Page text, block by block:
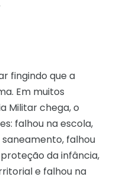
fingindo que a
Em muitos
Militar chega, o
falhou na escola,
falhou
da infância,
e falhou na